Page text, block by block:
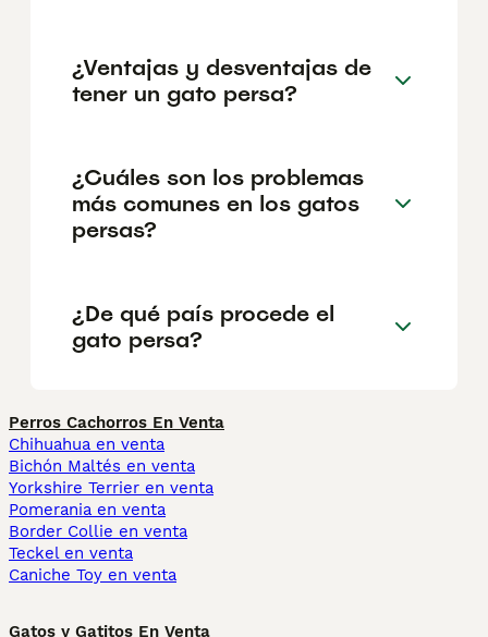
¿Ventajas y desventajas de
tener un gato persa?
¿Cuáles son los problemas
más comunes en los gatos
persas?
¿De qué país procede el
gato persa?
Perros Cachorros En Venta
Chihuahua en venta
Bichón Maltés en venta
Yorkshire Terrier en venta
Pomerania en venta
Border Collie en venta
Teckel en venta
Caniche Toy en venta
Gatos y Gatitos En Venta